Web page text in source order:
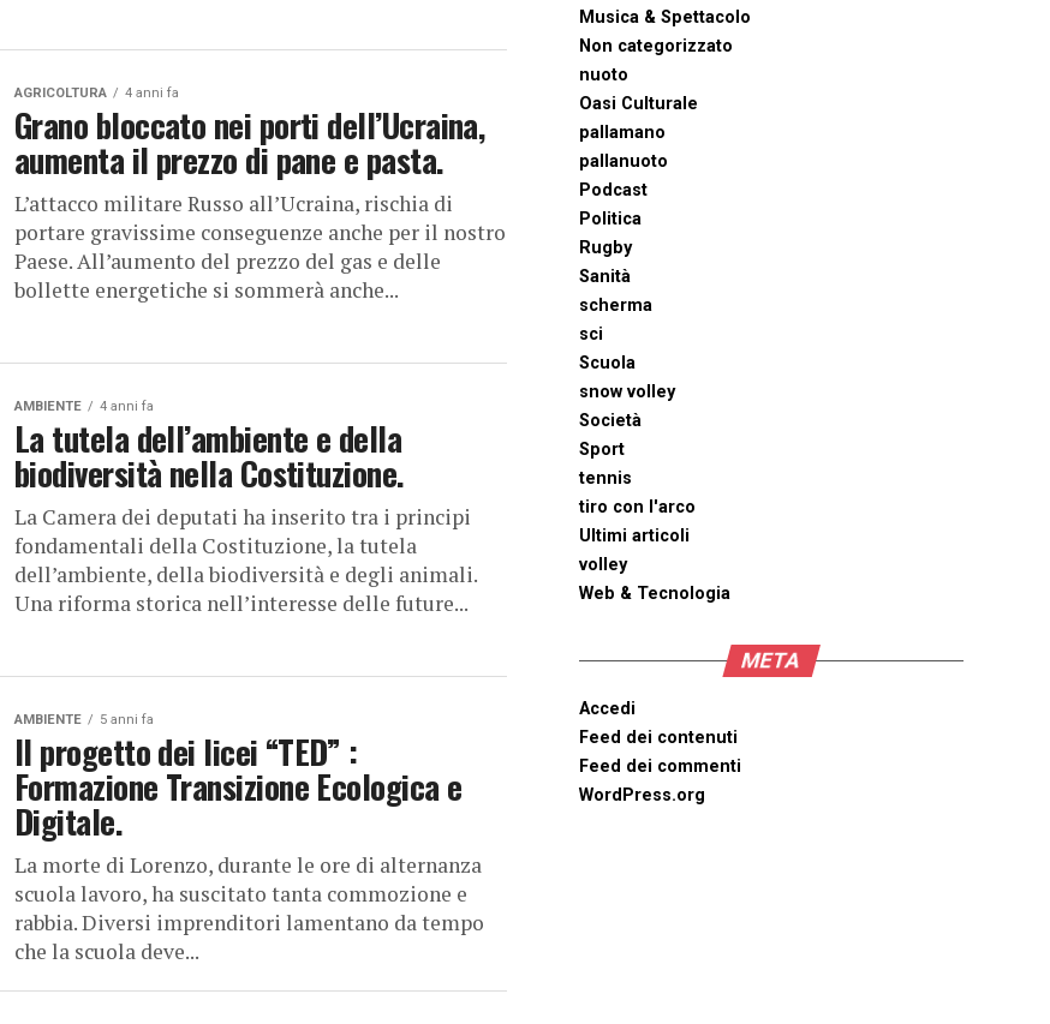
AGRICOLTURA 4 anni fa
Grano bloccato nei porti dell’Ucraina,
aumenta il prezzo di pane e pasta.
L’attacco militare Russo all’Ucraina, rischia di
portare gravissime conseguenze anche per il nostro
Paese. All’aumento del prezzo del gas e delle
bollette energetiche si sommerà anche...
AMBIENTE 4 anni fa
La tutela dell’ambiente e della
biodiversità nella Costituzione.
La Camera dei deputati ha inserito tra i principi
fondamentali della Costituzione, la tutela
dell’ambiente, della biodiversità e degli animali.
Una riforma storica nell’interesse delle future...
AMBIENTE 5 anni fa
Il progetto dei licei “TED” :
Formazione Transizione Ecologica e
Digitale.
La morte di Lorenzo, durante le ore di alternanza
scuola lavoro, ha suscitato tanta commozione e
rabbia. Diversi imprenditori lamentano da tempo
che la scuola deve...
Musica & Spettacolo
Non categorizzato
nuoto
Oasi Culturale
pallamano
pallanuoto
Podcast
Politica
Rugby
Sanità
scherma
sci
Scuola
snow volley
Società
Sport
tennis
tiro con l'arco
Ultimi articoli
volley
Web & Tecnologia
META
Accedi
Feed dei contenuti
Feed dei commenti
WordPress.org